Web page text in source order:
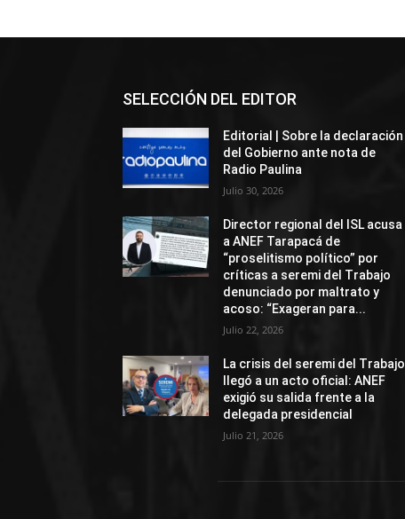
SELECCIÓN DEL EDITOR
Editorial | Sobre la declaración
del Gobierno ante nota de
Radio Paulina
Julio 30, 2026
Director regional del ISL acusa
a ANEF Tarapacá de
“proselitismo político” por
críticas a seremi del Trabajo
denunciado por maltrato y
acoso: “Exageran para...
Julio 22, 2026
La crisis del seremi del Trabajo
llegó a un acto oficial: ANEF
exigió su salida frente a la
delegada presidencial
Julio 21, 2026